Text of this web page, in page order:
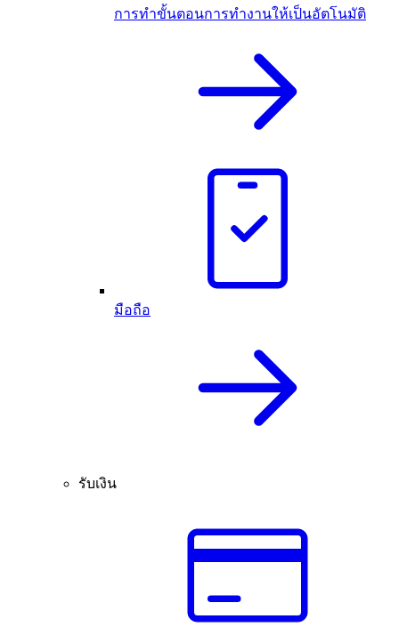
การทำขั้นตอนการทำงานให้เป็นอัตโนมัติ
มือถือ
รับเงิน